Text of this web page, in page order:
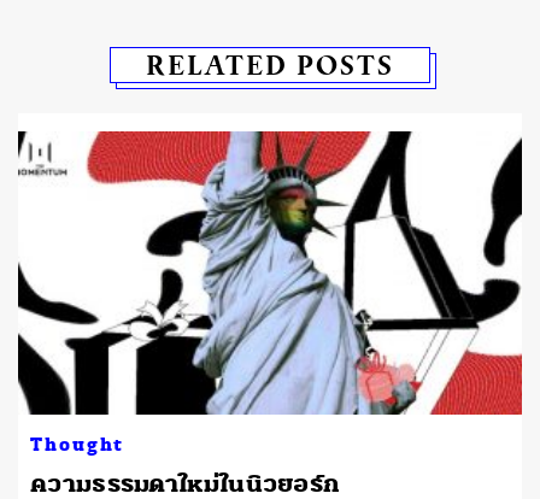
RELATED POSTS
Thought
ความธรรมดาใหม่ในนิวยอร์ก